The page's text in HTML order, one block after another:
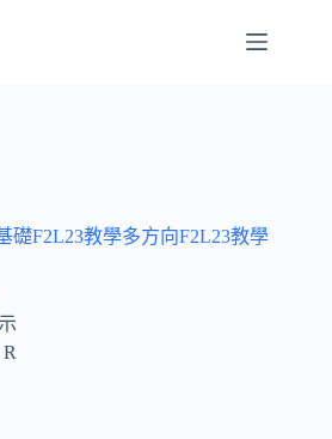
礎F2L23教學多方向F2L23教學